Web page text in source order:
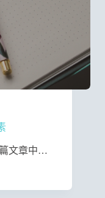
文章中…